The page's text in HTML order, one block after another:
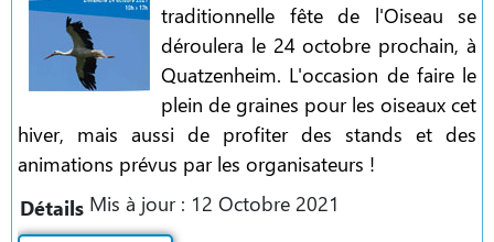
traditionnelle fête de l'Oiseau se
déroulera le 24 octobre prochain, à
Quatzenheim. L'occasion de faire le
plein de graines pour les oiseaux cet
hiver, mais aussi de profiter des stands et des
animations prévus par les organisateurs !
Détails Mis à jour : 12 Octobre 2021